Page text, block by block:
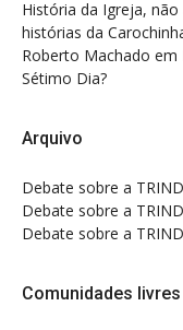
História da Igreja,
histórias da
Roberto Machado em
Sétimo Dia?
Arquivo
Debate sobre a
Debate sobre a
Debate sobre a
Comunidades livres